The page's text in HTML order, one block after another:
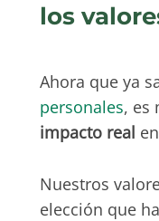
los
Ahora que ya
personales, es
impacto real
Nuestros
elección que